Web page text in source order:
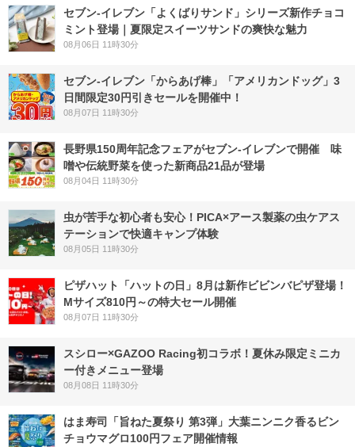
セブン‐イレブン「よくばりサンド」シリーズ新作チョコ
ミント登場｜夏限定スイーツサンドの爽快な魅力
08月06日 11時30分
セブン‐イレブン「からあげ棒」「アメリカンドッグ」3
日間限定30円引きセールを開催中！
08月07日 11時30分
長野県150周年記念フェアがセブン-イレブンで開催 味
噌や伝統野菜を使った新商品21品が登場
08月04日 11時30分
虫が苦手な初心者も安心！PICA×アース製薬の虫ケアス
テーションで快適キャンプ体験
08月05日 11時30分
ピザハット「ハットの日」8月は新作ビビンバピザ登場！
Mサイズ810円～の特大セール開催
08月07日 11時30分
スシロー×GAZOO Racing初コラボ！夏休み限定ミニカ
ー付きメニュー登場
08月08日 11時30分
はま寿司「旨ねた夏祭り 第3弾」大葉ニンニク香るビン
チョウマグロ100円フェア開催情報